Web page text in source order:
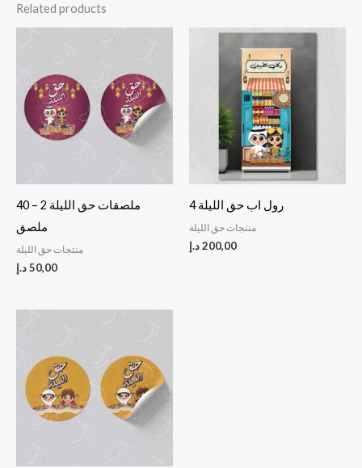
Related products
ملصقات حق الليلة 2 – 40
ملصق
منتجات حق الليلة
50,00د.إ
رول اب حق الليلة 4
منتجات حق الليلة
200,00د.إ